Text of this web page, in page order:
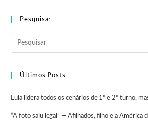
Pesquisar
Últimos Posts
Lula lidera todos os cenários de 1º e 2º turno,
“A foto saiu legal” — Afilhados, filho e a América